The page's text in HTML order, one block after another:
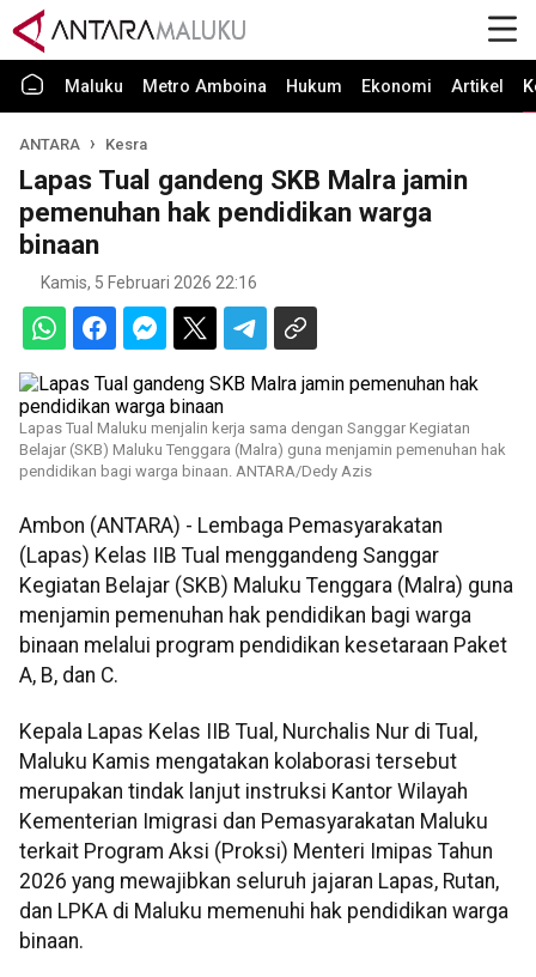
Maluku Metro Amboina Hukum Ekonomi Artikel
ANTARA Kesra
Lapas Tual gandeng SKB Malra jamin
pemenuhan hak pendidikan warga
binaan
Kamis, 5 Februari 2026 22:16
Lapas Tual Maluku menjalin kerja sama dengan Sanggar Kegiatan
Belajar (SKB) Maluku Tenggara (Malra) guna menjamin pemenuhan hak
pendidikan bagi warga binaan. ANTARA/Dedy Azis
Ambon (ANTARA) - Lembaga Pemasyarakatan
(Lapas) Kelas IIB Tual menggandeng Sanggar
Kegiatan Belajar (SKB) Maluku Tenggara (Malra) guna
menjamin pemenuhan hak pendidikan bagi warga
binaan melalui program pendidikan kesetaraan Paket
A, B, dan C.
Kepala Lapas Kelas IIB Tual, Nurchalis Nur di Tual,
Maluku Kamis mengatakan kolaborasi tersebut
merupakan tindak lanjut instruksi Kantor Wilayah
Kementerian Imigrasi dan Pemasyarakatan Maluku
terkait Program Aksi (Proksi) Menteri Imipas Tahun
2026 yang mewajibkan seluruh jajaran Lapas, Rutan,
dan LPKA di Maluku memenuhi hak pendidikan warga
binaan.